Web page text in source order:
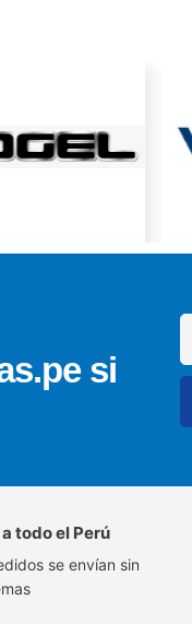
si
todo el Perú
se envían sin